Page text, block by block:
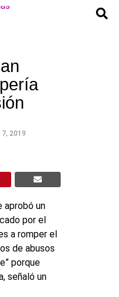
2019
aprobó un
por el
a romper el
de abusos
porque
señaló un